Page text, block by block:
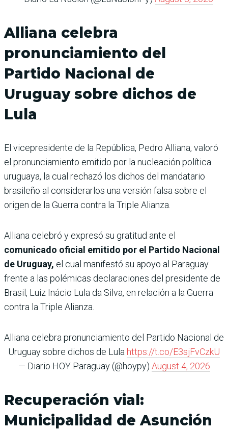
Alliana celebra
pronunciamiento del
Partido Nacional de
Uruguay sobre dichos de
Lula
El vicepresidente de la República, Pedro Alliana, valoró
el pronunciamiento emitido por la nucleación política
uruguaya, la cual rechazó los dichos del mandatario
brasileño al considerarlos una versión falsa sobre el
origen de la Guerra contra la Triple Alianza.
Alliana celebró y expresó su gratitud ante el
comunicado oficial emitido por el Partido Nacional
de Uruguay, el cual manifestó su apoyo al Paraguay
frente a las polémicas declaraciones del presidente de
Brasil, Luiz Inácio Lula da Silva, en relación a la Guerra
contra la Triple Alianza.
Alliana celebra pronunciamiento del Partido Nacional de
Uruguay sobre dichos de Lula https://t.co/E3sjFvCzkU
— Diario HOY Paraguay (@hoypy) August 4, 2026
Recuperación vial:
Municipalidad de Asunción